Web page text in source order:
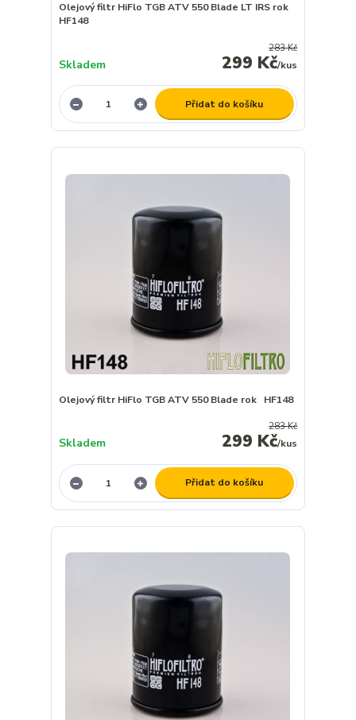
Olejový filtr HiFlo TGB ATV 550 Blade LT IRS rok
HF148
283 Kč
299 Kč/kus
Skladem
Přidat do košíku
Olejový filtr HiFlo TGB ATV 550 Blade rok HF148
283 Kč
299 Kč/kus
Skladem
Přidat do košíku